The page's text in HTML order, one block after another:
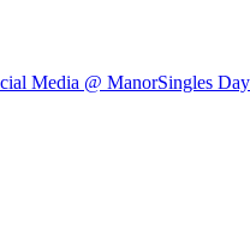
Media @ ManorSingles Day